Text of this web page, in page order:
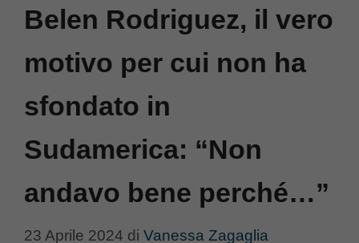
Belen Rodriguez, il vero
motivo per cui non ha
sfondato in
Sudamerica: “Non
andavo bene perché…”
23 Aprile 2024 di Vanessa Zagaglia